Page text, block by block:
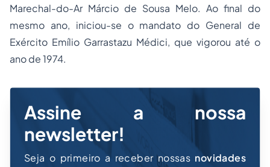
Marechal-do-Ar Márcio de Sousa Melo. Ao final do
mesmo ano, iniciou-se o mandato do General de
Exército Emílio Garrastazu Médici, que vigorou até o
ano de 1974.
Assine a nossa
newsletter!
Seja o primeiro a receber nossas novidades